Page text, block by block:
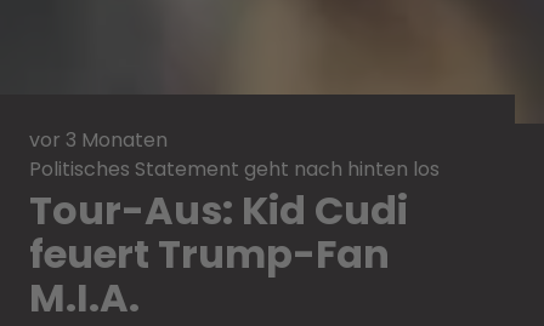
vor 3 Monaten
Politisches Statement geht nach hinten los
Tour-Aus: Kid Cudi
feuert Trump-Fan
M.I.A.